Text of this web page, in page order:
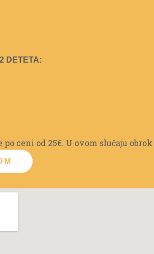
DETETA:
ceni od 25€. U ovom slučaju